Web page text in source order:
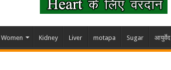
Women Kidney Liver motapa Sugar आयुर्वेद